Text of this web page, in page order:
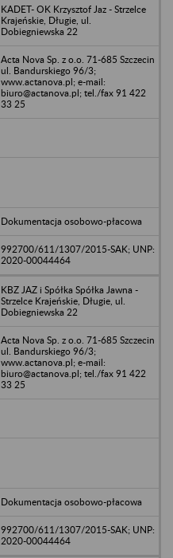
KADET- OK Krzysztof Jaz - Strzelce
Krajeńskie, Długie, ul.
Dobiegniewska 22
Acta Nova Sp. z o.o. 71-685 Szczecin
ul. Bandurskiego 96/3;
www.actanova.pl; e-mail:
biuro@actanova.pl; tel./fax 91 422
33 25
Dokumentacja osobowo-płacowa
992700/611/1307/2015-SAK; UNP:
2020-00044464
KBZ JAZ i Spółka Spółka Jawna -
Strzelce Krajeńskie, Długie, ul.
Dobiegniewska 22
Acta Nova Sp. z o.o. 71-685 Szczecin
ul. Bandurskiego 96/3;
www.actanova.pl; e-mail:
biuro@actanova.pl; tel./fax 91 422
33 25
Dokumentacja osobowo-płacowa
992700/611/1307/2015-SAK; UNP:
2020-00044464